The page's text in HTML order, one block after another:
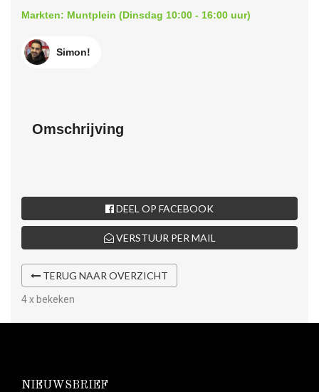
Markten: Muntplein (Dinsdag 10:00 - 16:00 uur)
Simon!
Omschrijving
DEEL OP FACEBOOK
VERSTUUR PER MAIL
TERUG NAAR OVERZICHT
4 x bekeken
NIEUWSBRIEF